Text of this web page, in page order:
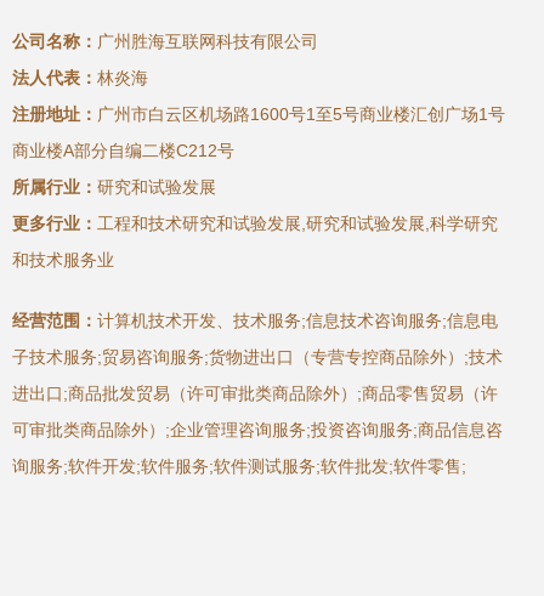
公司名称： 广州胜海互联网科技有限公司
法人代表： 林炎海
注册地址： 广州市白云区机场路1600号1至5号商业楼汇创广场1号
商业楼A部分自编二楼C212号
所属行业： 研究和试验发展
更多行业： 工程和技术研究和试验发展,研究和试验发展,科学研究
和技术服务业
经营范围： 计算机技术开发、技术服务;信息技术咨询服务;信息电
子技术服务;贸易咨询服务;货物进出口（专营专控商品除外）;技术
进出口;商品批发贸易（许可审批类商品除外）;商品零售贸易（许
可审批类商品除外）;企业管理咨询服务;投资咨询服务;商品信息咨
询服务;软件开发;软件服务;软件测试服务;软件批发;软件零售;